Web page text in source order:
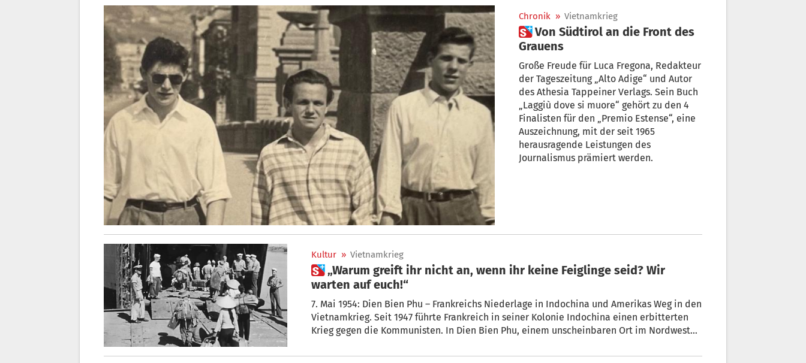
Chronik » Vietnamkrieg
 Von Südtirol an die Front des
Grauens
Große Freude für Luca Fregona, Redakteur
der Tageszeitung „Alto Adige“ und Autor
des Athesia Tappeiner Verlags. Sein Buch
„Laggiù dove si muore“ gehört zu den 4
Finalisten für den „Premio Estense“, eine
Auszeichnung, mit der seit 1965
herausragende Leistungen des
Journalismus prämiert werden.
Kultur » Vietnamkrieg
 „Warum greift ihr nicht an, wenn ihr keine Feiglinge seid? Wir
warten auf euch!“
7. Mai 1954: Dien Bien Phu – Frankreichs Niederlage in Indochina und Amerikas Weg in den
Vietnamkrieg. Seit 1947 führte Frankreich in seiner Kolonie Indochina einen erbitterten
Krieg gegen die Kommunisten. In Dien Bien Phu, einem unscheinbaren Ort im Nordwesten
allerdings ein Desaster. Auch Südtiroler starben im Gemetzel.